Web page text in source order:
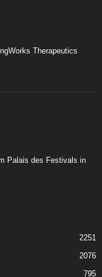
Therapeutics
Palais des Festivals in
2251
2076
795